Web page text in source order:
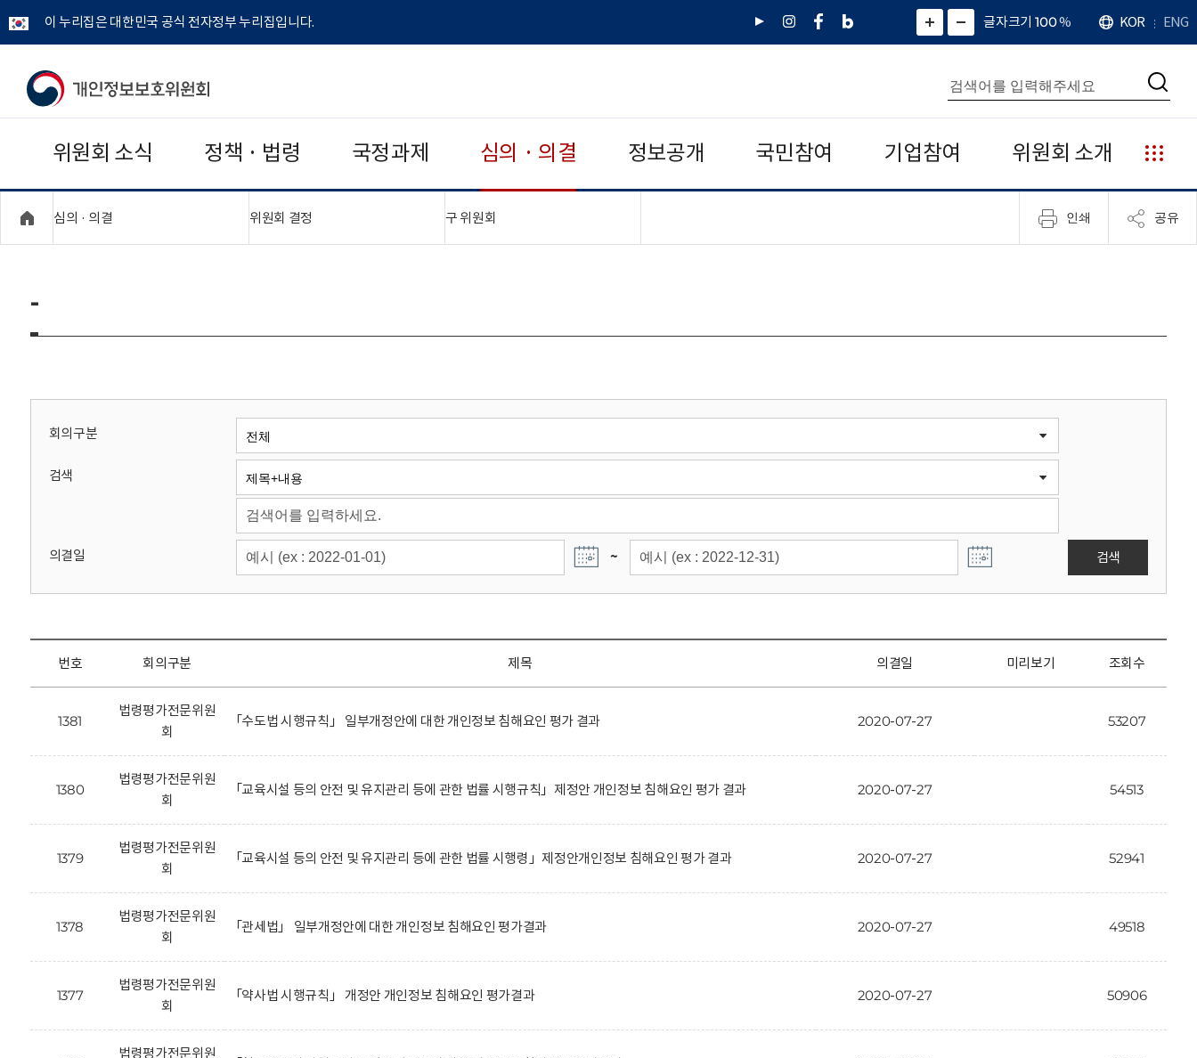
이 누리집은 대한민국 공식 전자정부 누리집입니다.
유
인
페
네
그
)
화
면
면
소
확
대
치
글자크기 100%
언
어
KOR ENG
개
보
보
위
회
통
합
검
색
검
위원회 소식 정책 · 법령 국정과제 심의 · 의결 정보공개 국민참여 기업참여 위원회 소개
누
리
집
안
심의 · 의결 위원회 결정 구 위원회 인쇄 공유
-
회의구분
검색
의결일 ~ 검색
번호 회의구분 제목 의결일 미리보기 조회수
1381
법령평가전문위원
회
「수도법 시행규칙」 일부개정안에 대한 개인정보 침해요인 평가 결과 2020-07-27 53207
1380
법령평가전문위원
회
「교육시설 등의 안전 및 유지관리 등에 관한 법률 시행규칙」제정안 개인정보 침해요인 평가 결과 2020-07-27 54513
1379
법령평가전문위원
회
「교육시설 등의 안전 및 유지관리 등에 관한 법률 시행령」제정안개인정보 침해요인 평가 결과 2020-07-27 52941
1378
법령평가전문위원
회
「관세법」 일부개정안에 대한 개인정보 침해요인 평가결과 2020-07-27 49518
1377
법령평가전문위원
회
「약사법 시행규칙」 개정안 개인정보 침해요인 평가결과 2020-07-27 50906
법령평가전문위원